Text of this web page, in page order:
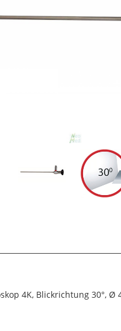
4K, Blickrichtung 30°, Ø